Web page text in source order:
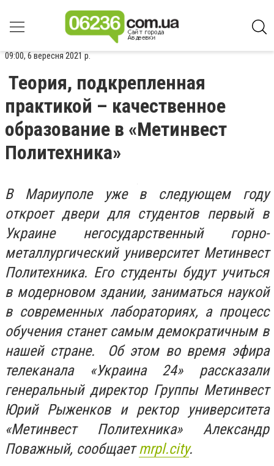
09:00, 6 вересня 2021 р.
Теория, подкрепленная
практикой – качественное
образование в «Метинвест
Политехника»
В Мариуполе уже в следующем году
откроет двери для студентов первый в
Украине негосударственный горно-
металлургический университет Метинвест
Политехника. Его студенты будут учиться
в модерновом здании, заниматься наукой
в современных лабораториях, а процесс
обучения станет самым демократичным в
нашей стране. Об этом во время эфира
телеканала «Украина 24» рассказали
генеральный директор Группы Метинвест
Юрий Рыженков и ректор университета
«Метинвест Политехника» Александр
Поважный, сообщаетmrpl.city.